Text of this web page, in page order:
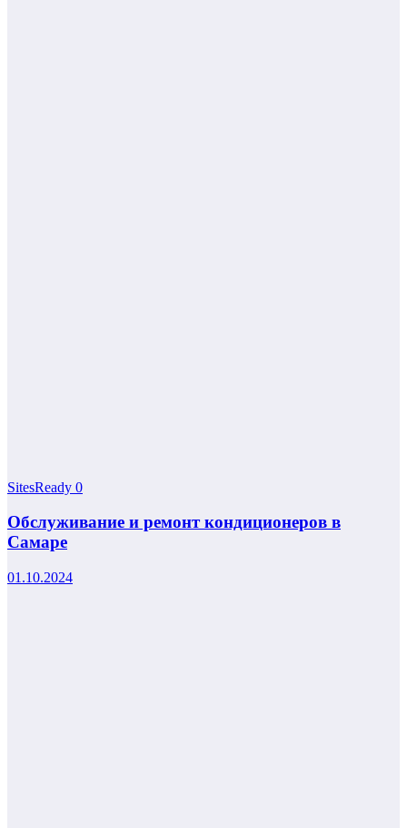
SitesReady 0
Обслуживание и ремонт кондиционеров в
Самаре
01.10.2024